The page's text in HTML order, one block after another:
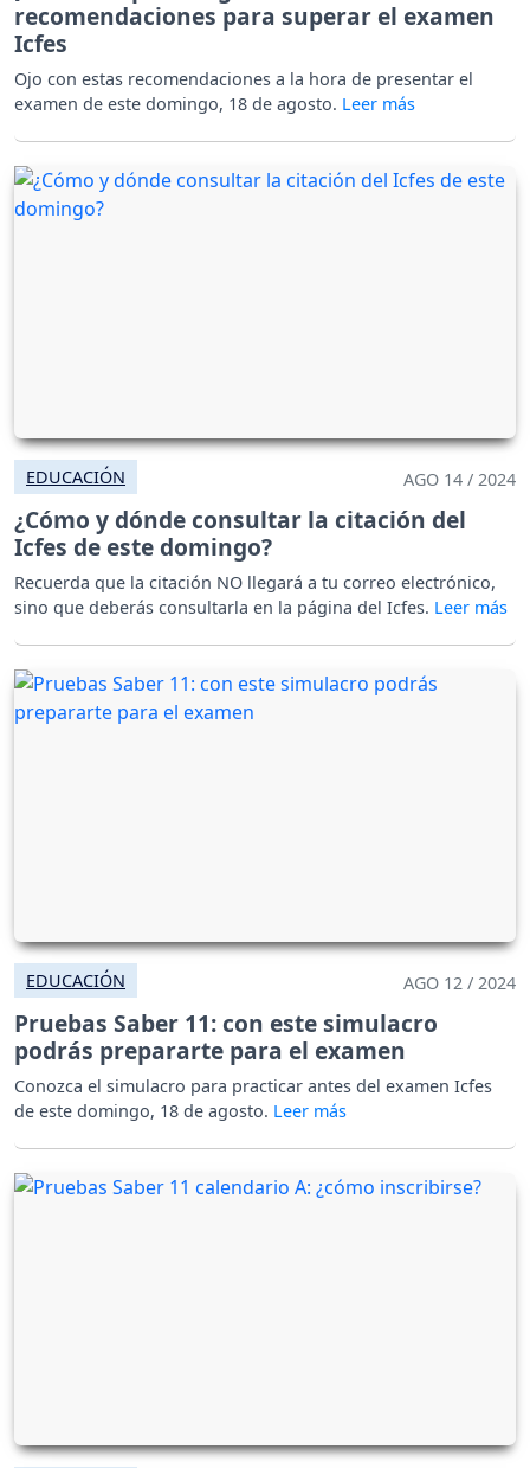
recomendaciones para superar el examen
Icfes
Ojo con estas recomendaciones a la hora de presentar el
examen de este domingo, 18 de agosto.
EDUCACIÓN AGO 14 / 2024
¿Cómo y dónde consultar la citación del
Icfes de este domingo?
Recuerda que la citación NO llegará a tu correo electrónico,
sino que deberás consultarla en la página del Icfes.
EDUCACIÓN AGO 12 / 2024
Pruebas Saber 11: con este simulacro
podrás prepararte para el examen
Conozca el simulacro para practicar antes del examen Icfes
de este domingo, 18 de agosto.